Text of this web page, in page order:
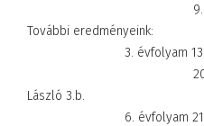
9. hely:
További eredményeink:
3. évfolyam 13. hely:
20. hely:
László 3.b.
6. évfolyam 21. hely